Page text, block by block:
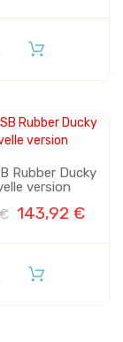
Vente
Rubber Ducky
version
143,92 €